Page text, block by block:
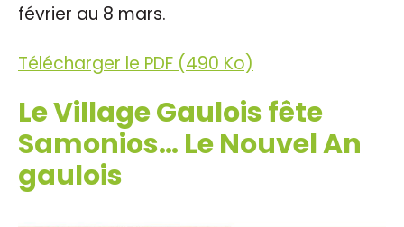
février au 8 mars.
Télécharger le PDF (490 Ko)
Le Village Gaulois fête
Samonios… Le Nouvel An
gaulois